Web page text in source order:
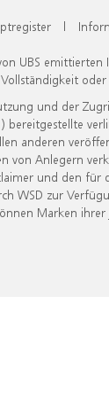
|
UBS
und der
anderen
Anlegern
und den für
zur
Marken